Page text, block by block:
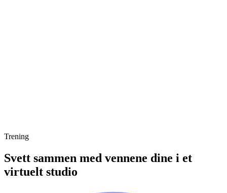
Trening
Svett sammen med vennene dine i et
virtuelt studio